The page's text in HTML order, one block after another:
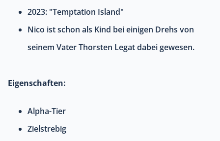
2023: "Temptation Island"
Nico ist schon als Kind bei einigen Drehs von
seinem Vater Thorsten Legat dabei gewesen.
Eigenschaften:
Alpha-Tier
Zielstrebig